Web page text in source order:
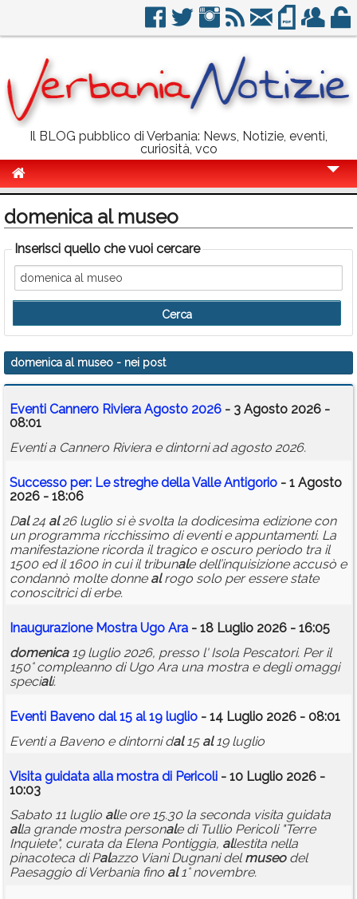
Il BLOG pubblico di Verbania: News, Notizie, eventi,
curiosità, vco
Politica
Sport
Eventi
Info Utili
Rubriche
Calendario
Annunci
domenica al museo
Inserisci quello che vuoi cercare
domenica al museo - nei post
Eventi Cannero Riviera Agosto 2026 - 3 Agosto 2026 -
08:01
Eventi a Cannero Riviera e dintorni ad agosto 2026.
Successo per: Le streghe della Valle Antigorio - 1 Agosto
2026 - 18:06
Dal24 al26 luglio si è svolta la dodicesima edizione con
un programma ricchissimo di eventi e appuntamenti. La
manifestazione ricorda il tragico e oscuro periodo tra il
1500 ed il 1600 in cui il tribunale dell’inquisizione accusò e
condannò molte donne alrogo solo per essere state
conoscitrici di erbe.
Inaugurazione Mostra Ugo Ara - 18 Luglio 2026 - 16:05
domenica19 luglio 2026, presso l' Isola Pescatori. Per il
150° compleanno di Ugo Ara una mostra e degli omaggi
speciali.
Eventi Baveno dal15 al19 luglio - 14 Luglio 2026 - 08:01
Eventi a Baveno e dintorni dal15 al19 luglio
Visita guidata alla mostra di Pericoli - 10 Luglio 2026 -
10:03
Sabato 11 luglio alle ore 15.30 la seconda visita guidata
alla grande mostra personale di Tullio Pericoli "Terre
Inquiete", curata da Elena Pontiggia, allestita nella
pinacoteca di Palazzo Viani Dugnani delmuseodel
Paesaggio di Verbania fino al1° novembre.